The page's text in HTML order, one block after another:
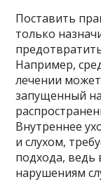
Поставить
только
Например,
лечении
запущенный
Внутреннее
и слухом,
подхода, ведь
нарушениям